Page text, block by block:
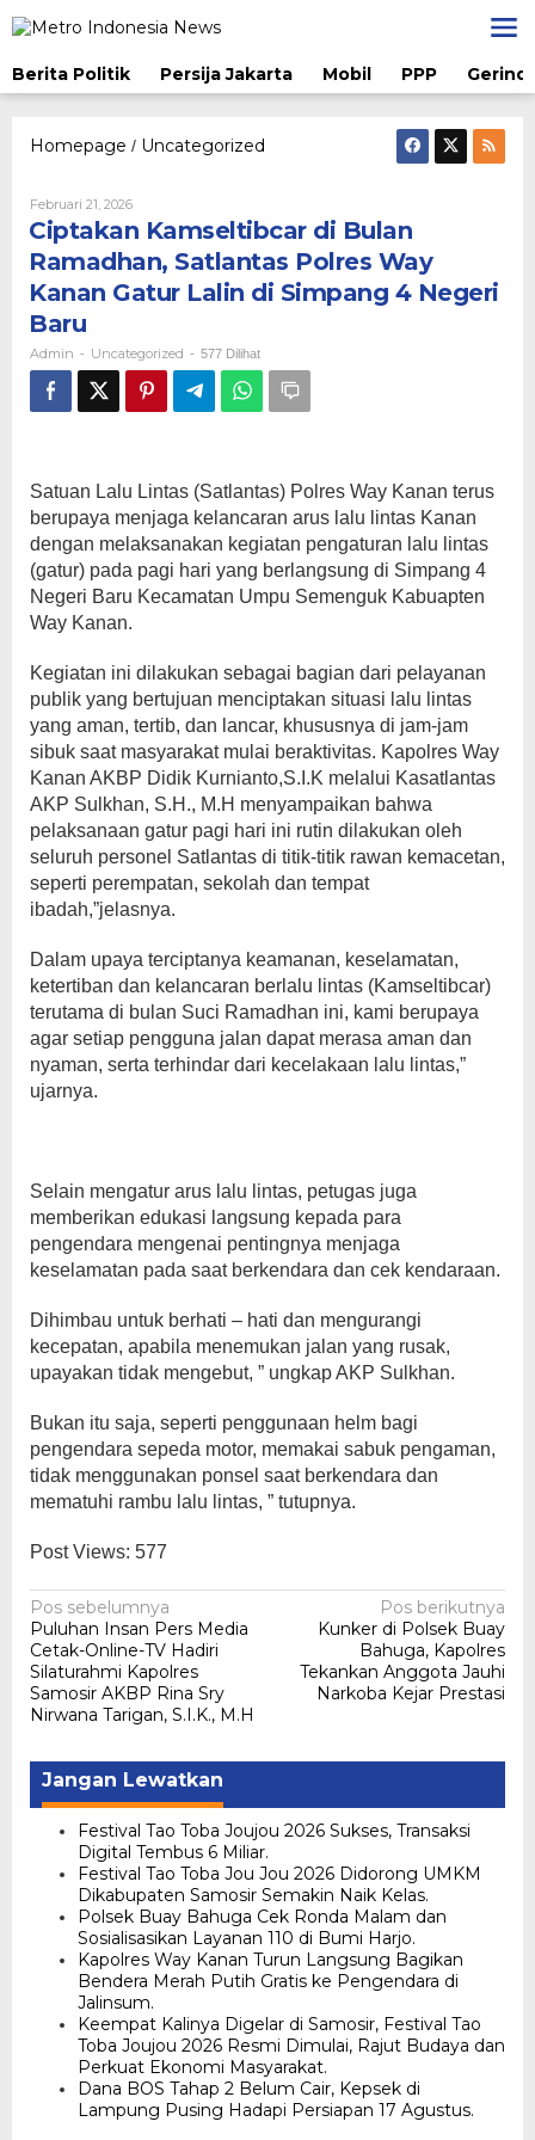
ke
Berita Politik
Persija Jakarta Mobil PPP
Homepage / Uncategorized
Ramadhan,
Satlantas
Polres
Way
Simpang
Februari 21, 2026Oleh
Admin
Ciptakan Kamseltibcar di Bulan
Ramadhan, Satlantas Polres Way
Kanan Gatur Lalin di Simpang 4 Negeri
Baru
Admin - Uncategorized - 577 Dilihat
Satuan Lalu Lintas (Satlantas) Polres Way Kanan terus
berupaya menjaga kelancaran arus lalu lintas Kanan
dengan melaksanakan kegiatan pengaturan lalu lintas
(gatur) pada pagi hari yang berlangsung di Simpang 4
Negeri Baru Kecamatan Umpu Semenguk Kabuapten
Way Kanan.
Kegiatan ini dilakukan sebagai bagian dari pelayanan
publik yang bertujuan menciptakan situasi lalu lintas
yang aman, tertib, dan lancar, khususnya di jam-jam
sibuk saat masyarakat mulai beraktivitas. Kapolres Way
Kanan AKBP Didik Kurnianto,S.I.K melalui Kasatlantas
AKP Sulkhan, S.H., M.H menyampaikan bahwa
pelaksanaan gatur pagi hari ini rutin dilakukan oleh
seluruh personel Satlantas di titik-titik rawan kemacetan,
seperti perempatan, sekolah dan tempat
ibadah,”jelasnya.
Dalam upaya terciptanya keamanan, keselamatan,
ketertiban dan kelancaran berlalu lintas (Kamseltibcar)
terutama di bulan Suci Ramadhan ini, kami berupaya
agar setiap pengguna jalan dapat merasa aman dan
nyaman, serta terhindar dari kecelakaan lalu lintas,”
ujarnya.
Selain mengatur arus lalu lintas, petugas juga
memberikan edukasi langsung kepada para
pengendara mengenai pentingnya menjaga
keselamatan pada saat berkendara dan cek kendaraan.
Dihimbau untuk berhati – hati dan mengurangi
kecepatan, apabila menemukan jalan yang rusak,
upayakan tidak mengebut, ” ungkap AKP Sulkhan.
Bukan itu saja, seperti penggunaan helm bagi
pengendara sepeda motor, memakai sabuk pengaman,
tidak menggunakan ponsel saat berkendara dan
mematuhi rambu lalu lintas, ” tutupnya.
Post Views: 577
Navigasi
pos
Pos sebelumnya
Puluhan Insan Pers Media
Cetak-Online-TV Hadiri
Silaturahmi Kapolres
Samosir AKBP Rina Sry
Nirwana Tarigan, S.I.K., M.H
Pos berikutnya
Kunker di Polsek Buay
Bahuga, Kapolres
Tekankan Anggota Jauhi
Narkoba Kejar Prestasi
Jangan Lewatkan
Festival Tao Toba Joujou 2026 Sukses, Transaksi
Digital Tembus 6 Miliar.
Festival Tao Toba Jou Jou 2026 Didorong UMKM
Dikabupaten Samosir Semakin Naik Kelas.
Polsek Buay Bahuga Cek Ronda Malam dan
Sosialisasikan Layanan 110 di Bumi Harjo.
Kapolres Way Kanan Turun Langsung Bagikan
Bendera Merah Putih Gratis ke Pengendara di
Jalinsum.
Keempat Kalinya Digelar di Samosir, Festival Tao
Toba Joujou 2026 Resmi Dimulai, Rajut Budaya dan
Perkuat Ekonomi Masyarakat.
Dana BOS Tahap 2 Belum Cair, Kepsek di
Lampung Pusing Hadapi Persiapan 17 Agustus.